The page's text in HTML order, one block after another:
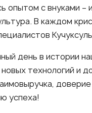
опытом с внуками –
В каждом
день в истории
технологий и
успеха!